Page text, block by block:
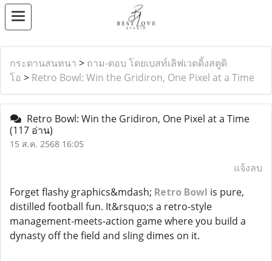
กระดานสนทนา > ถาม-ตอบ โดยเบสท์เลิฟเวดดิ้งสตูดิ
โอ > Retro Bowl: Win the Gridiron, One Pixel at a Time
Retro Bowl: Win the Gridiron, One Pixel at a Time
(117 อ่าน)
15 ส.ค. 2568 16:05
แจ้งลบ
Forget flashy graphics&mdash; Retro Bowl is pure,
distilled football fun. It&rsquo;s a retro-style
management-meets-action game where you build a
dynasty off the field and sling dimes on it.